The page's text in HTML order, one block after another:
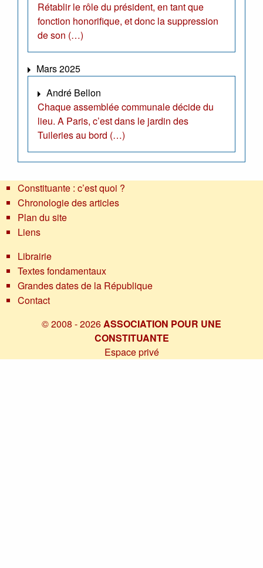
Rétablir le rôle du président, en tant que
fonction honorifique, et donc la suppression
de son (…)
Mars 2025
André Bellon
Chaque assemblée communale décide du
lieu. A Paris, c’est dans le jardin des
Tuileries au bord (…)
Constituante : c’est quoi ?
Chronologie des articles
Plan du site
Liens
Librairie
Textes fondamentaux
Grandes dates de la République
Contact
© 2008 - 2026ASSOCIATION POUR UNE
CONSTITUANTE
Espace privé